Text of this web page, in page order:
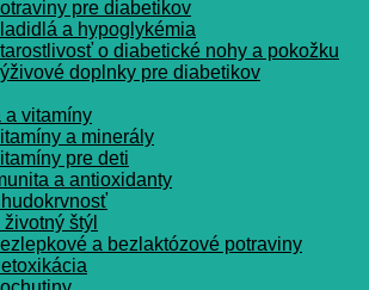
pre diabetikov
a hypoglykémia
o diabetické nohy a pokožku
doplnky pre diabetikov
a vitamíny
a minerály
pre deti
a antioxidanty
štýl
a bezlaktózové potraviny